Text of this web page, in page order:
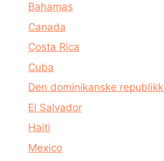
Bahamas
Canada
Costa Rica
Cuba
Den dominikanske republikk
El Salvador
Haiti
Mexico